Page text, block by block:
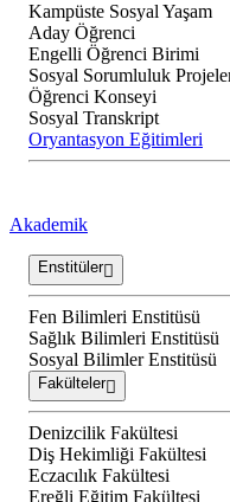
Kampüste Sosyal Yaşam
Aday Öğrenci
Engelli Öğrenci Birimi
Sosyal Sorumluluk
Öğrenci Konseyi
Sosyal Transkript
Oryantasyon Eğitimleri
Akademik
Enstitüler
Fen Bilimleri Enstitüsü
Sağlık Bilimleri Enstitüsü
Sosyal Bilimler Enstitüsü
Fakülteler
Denizcilik Fakültesi
Diş Hekimliği Fakültesi
Eczacılık Fakültesi
Ereğli Eğitim Fakültesi